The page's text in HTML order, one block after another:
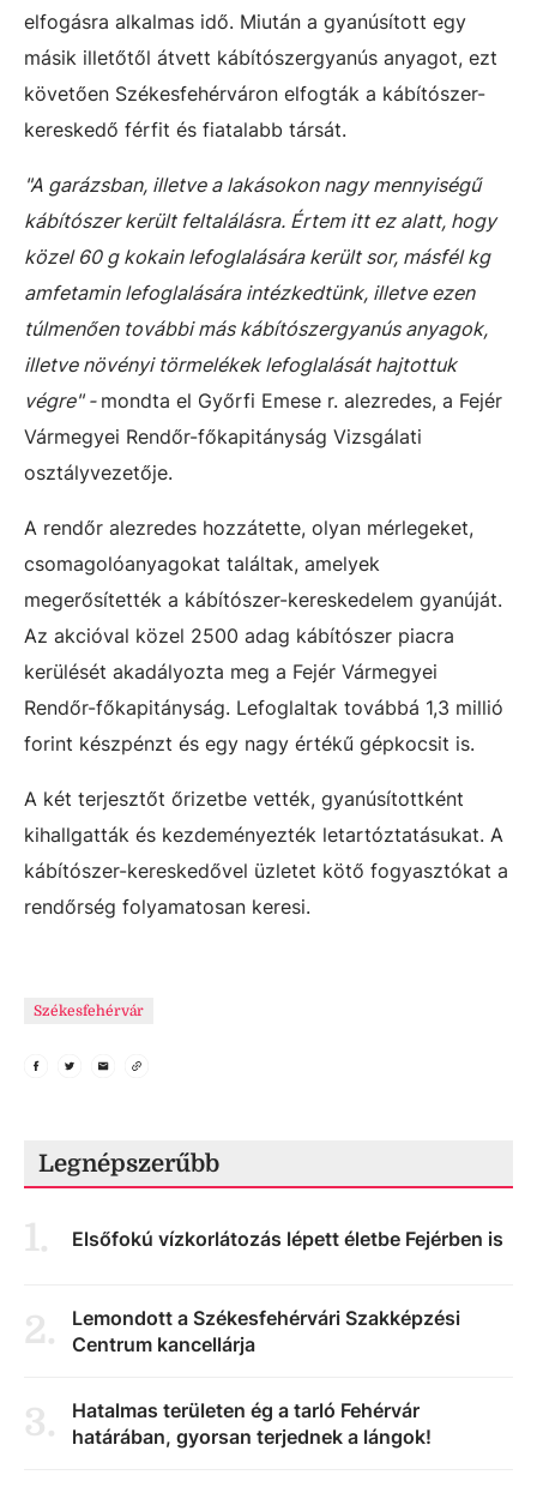
elfogásra alkalmas idő. Miután a gyanúsított egy
másik illetőtől átvett kábítószergyanús anyagot, ezt
követően Székesfehérváron elfogták a kábítószer-
kereskedő férfit és fiatalabb társát.
"A garázsban, illetve a lakásokon nagy mennyiségű
kábítószer került feltalálásra. Értem itt ez alatt, hogy
közel 60 g kokain lefoglalására került sor, másfél kg
amfetamin lefoglalására intézkedtünk, illetve ezen
túlmenően további más kábítószergyanús anyagok,
illetve növényi törmelékek lefoglalását hajtottuk
végre" - mondta el Győrfi Emese r. alezredes, a Fejér
Vármegyei Rendőr-főkapitányság Vizsgálati
osztályvezetője.
A rendőr alezredes hozzátette, olyan mérlegeket,
csomagolóanyagokat találtak, amelyek
megerősítették a kábítószer-kereskedelem gyanúját.
Az akcióval közel 2500 adag kábítószer piacra
kerülését akadályozta meg a Fejér Vármegyei
Rendőr-főkapitányság. Lefoglaltak továbbá 1,3 millió
forint készpénzt és egy nagy értékű gépkocsit is.
A két terjesztőt őrizetbe vették, gyanúsítottként
kihallgatták és kezdeményezték letartóztatásukat. A
kábítószer-kereskedővel üzletet kötő fogyasztókat a
rendőrség folyamatosan keresi.
Székesfehérvár
Legnépszerűbb
1. Elsőfokú vízkorlátozás lépett életbe Fejérben is
2.
Lemondott a Székesfehérvári Szakképzési
Centrum kancellárja
3.
Hatalmas területen ég a tarló Fehérvár
határában, gyorsan terjednek a lángok!